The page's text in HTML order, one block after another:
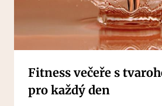
Fitness večeře s
pro každý den